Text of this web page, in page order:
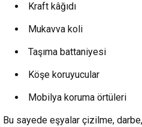
Kraft kâğıdı
Mukavva koli
Taşıma battaniyesi
Köşe koruyucular
Mobilya koruma örtüleri
Bu sayede eşyalar çizilme,